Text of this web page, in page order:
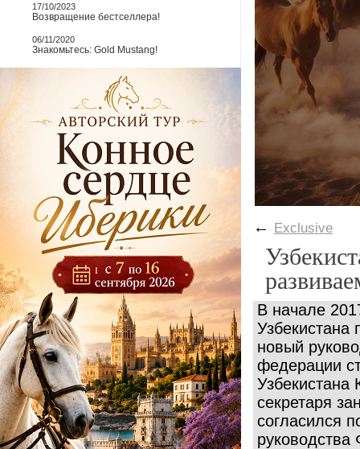
17/10/2023
Возвращение бестселлера!
06/11/2020
Знакомьтесь: Gold Mustang!
← Exclusive
В начале
новый
федерации
Узбекистана
секретаря
согласился